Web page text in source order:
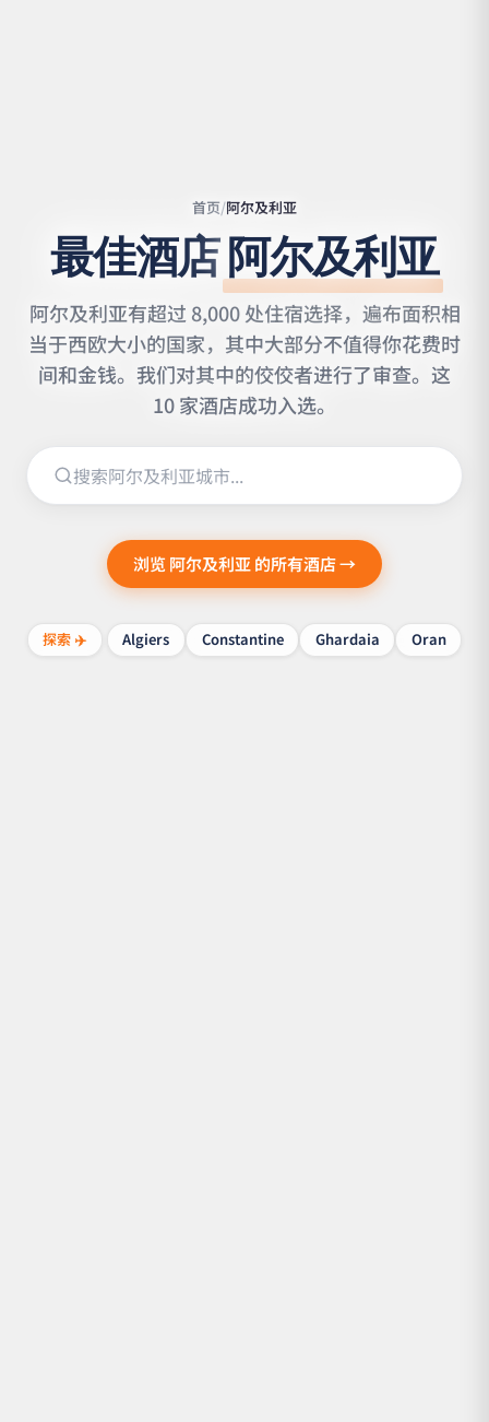
Leaflet
©
contributors | ©
CARTO
首页/阿尔及利亚
最佳酒店阿尔及利亚
阿尔及利亚有超过 8,000 处住宿选择，遍布面积相
当于西欧大小的国家，其中大部分不值得你花费时
间和金钱。我们对其中的佼佼者进行了审查。这
10 家酒店成功入选。
浏览 阿尔及利亚 的所有酒店 →
探索 ✈️ Algiers Constantine Ghardaia Oran